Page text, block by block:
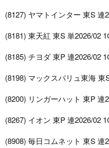
(8127) ヤマトインター 東S 連
(8181) 東天紅 東S 単2026/02
(8185) チヨダ 東P 連2026/02
(8198) マックスバリュ東海 東
(8200) リンガーハット 東P 連
(8267) イオン 東P 連2026/02
(8908) 毎日コムネット 東S 連